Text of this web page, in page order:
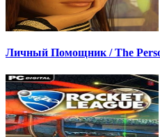
Личный Помощник / The